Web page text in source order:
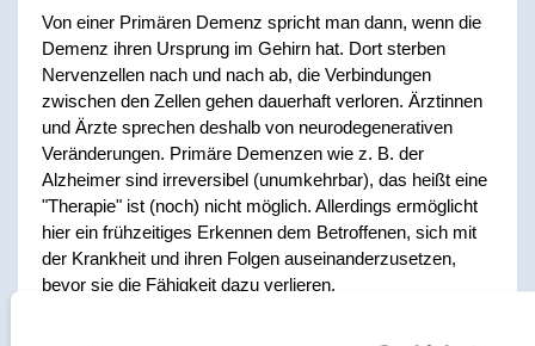
Von einer Primären Demenz spricht man dann, wenn die
Demenz ihren Ursprung im Gehirn hat. Dort sterben
Nervenzellen nach und nach ab, die Verbindungen
zwischen den Zellen gehen dauerhaft verloren. Ärztinnen
und Ärzte sprechen deshalb von neurodegenerativen
Veränderungen. Primäre Demenzen wie z. B. der
Alzheimer sind irreversibel (unumkehrbar), das heißt eine
"Therapie" ist (noch) nicht möglich. Allerdings ermöglicht
hier ein frühzeitiges Erkennen dem Betroffenen, sich mit
der Krankheit und ihren Folgen auseinanderzusetzen,
bevor sie die Fähigkeit dazu verlieren.